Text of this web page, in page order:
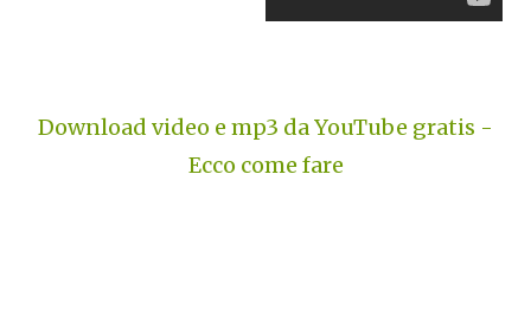
Download video e mp3 da YouTube gratis -
Ecco come fare